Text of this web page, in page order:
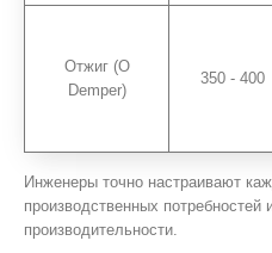
Отжиг (O
Demper)
350 - 400
Инженеры точно настраивают
производственных
производительности.